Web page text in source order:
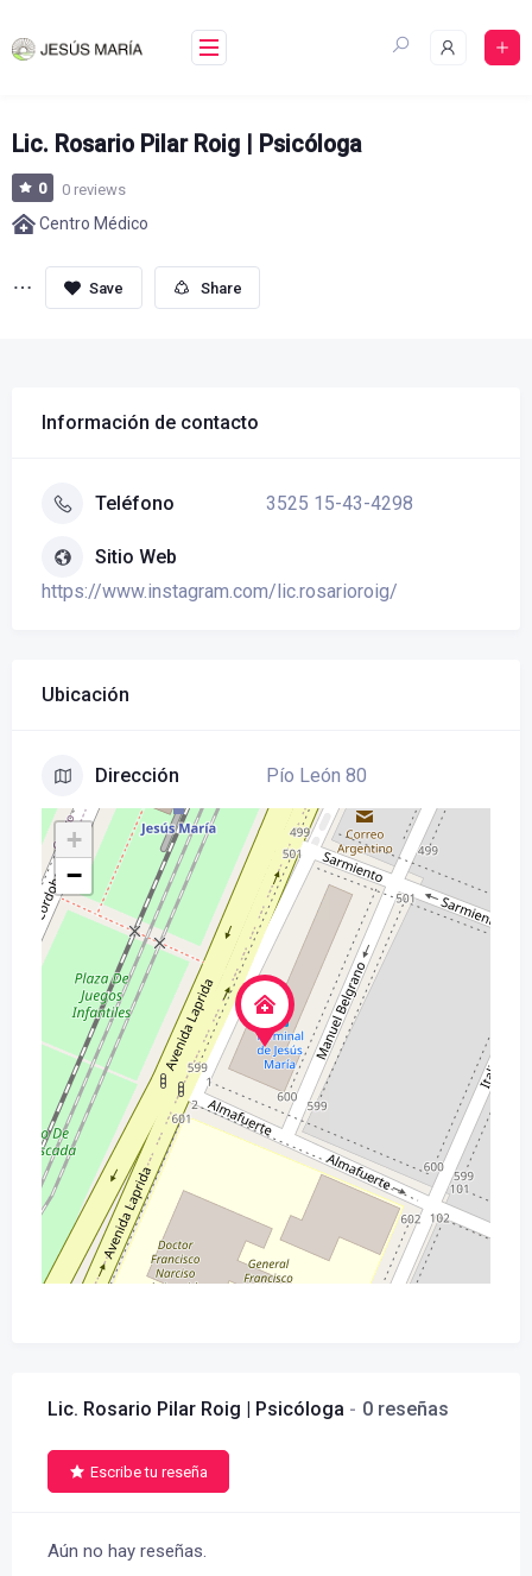
to
Lic. Rosario Pilar Roig | Psicóloga
0 0 reviews
Centro Médico
Share
Información de contacto
Teléfono 3525 15-43-4298
Sitio Web
https://www.instagram.com/lic.rosarioroig/
Ubicación
Dirección Pío León 80
+
−
Lic. Rosario Pilar Roig | Psicóloga 0 reseñas
Escribe tu reseña
Aún no hay reseñas.